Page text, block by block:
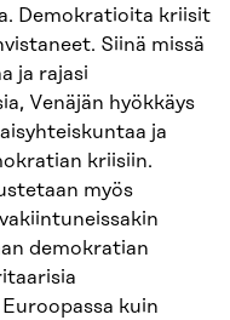
Demokratioita kriisit
Siinä missä
ja rajasi
Venäjän hyökkäys
ja
kriisiin.
myös
demokratian
kuin